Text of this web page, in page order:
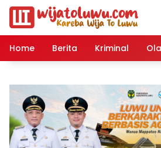
Langsung
konten
Home
Berita Kriminal